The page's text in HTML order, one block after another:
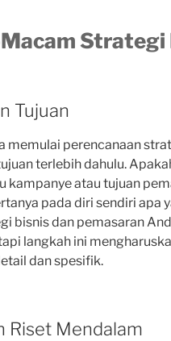
Tujuan
memulai perencanaan
terlebih dahulu.
kampanye atau tujuan
pada diri sendiri apa
bisnis dan pemasaran
langkah ini
dan spesifik.
Riset Mendalam